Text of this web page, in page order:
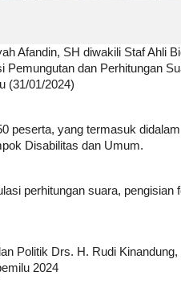
Afandin, SH diwakili Staf Ahli
Pemungutan dan Perhitungan
(31/01/2024)
peserta, yang termasuk
Disabilitas dan Umum.
perhitungan suara,
Politik Drs. H. Rudi
2024